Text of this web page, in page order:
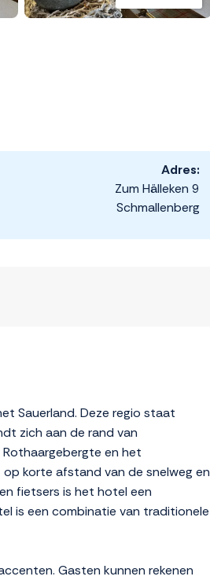
Adres:
Zum Hälleken 9
Schmallenberg
Sauerland. Deze regio staat
zich aan de rand van
en het
korte afstand van de snelweg en
fietsers is het hotel een
is een combinatie van traditionele
Gasten kunnen rekenen